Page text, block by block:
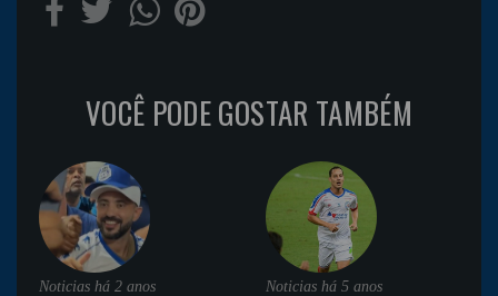
VOCÊ PODE GOSTAR TAMBÉM
Noticias há 2 anos Noticias há 5 anos